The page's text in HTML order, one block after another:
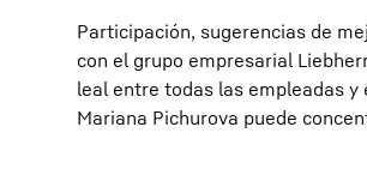
Participación, sugerencias de
con el grupo empresarial
leal entre todas las empleadas
Mariana Pichurova puede